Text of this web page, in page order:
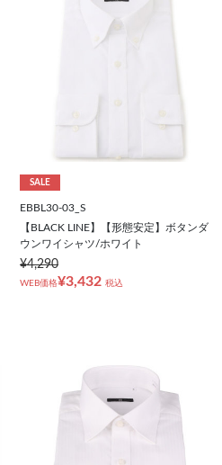
SALE
EBBL30-03_S
【BLACK LINE】【形態安定】ボタンダ
ウンワイシャツ/ホワイト
¥4,290
WEB価格¥3,432 税込